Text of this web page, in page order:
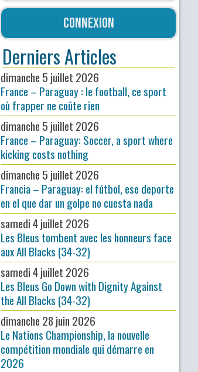
Connexion
Derniers Articles
dimanche 5 juillet 2026
France – Paraguay : le football, ce sport
où frapper ne coûte rien
dimanche 5 juillet 2026
France – Paraguay: Soccer, a sport where
kicking costs nothing
dimanche 5 juillet 2026
Francia – Paraguay: el fútbol, ese deporte
en el que dar un golpe no cuesta nada
samedi 4 juillet 2026
Les Bleus tombent avec les honneurs face
aux All Blacks (34-32)
samedi 4 juillet 2026
Les Bleus Go Down with Dignity Against
the All Blacks (34-32)
dimanche 28 juin 2026
Le Nations Championship, la nouvelle
compétition mondiale qui démarre en
2026